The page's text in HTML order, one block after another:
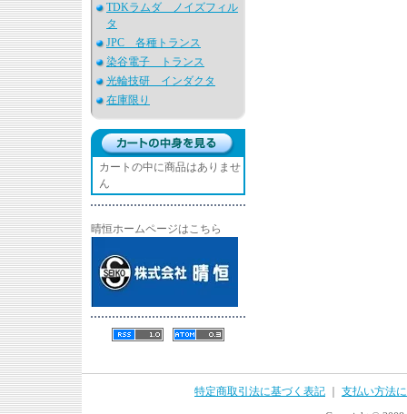
TDKラムダ ノイズフィル
タ
JPC 各種トランス
染谷電子 トランス
光輪技研 インダクタ
在庫限り
カートの中に商品はありませ
ん
晴恒ホームページはこちら
特定商取引法に基づく表記
支払い方法